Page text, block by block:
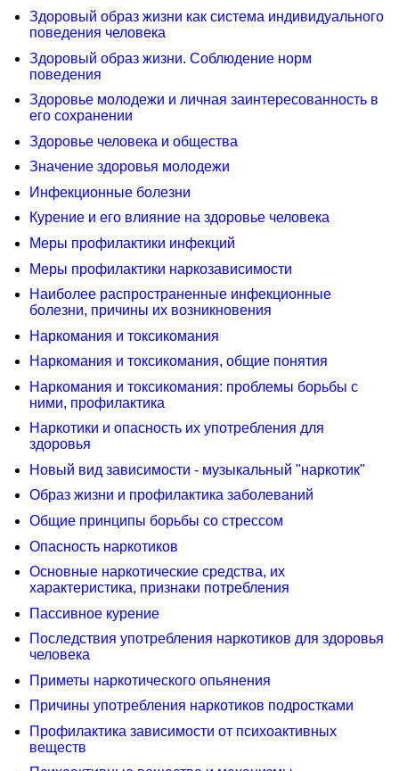
Здоровый образ жизни как система индивидуального
поведения человека
Здоровый образ жизни. Соблюдение норм
поведения
Здоровье молодежи и личная заинтересованность в
его сохранении
Здоровье человека и общества
Значение здоровья молодежи
Инфекционные болезни
Курение и его влияние на здоровье человека
Меры профилактики инфекций
Меры профилактики наркозависимости
Наиболее распространенные инфекционные
болезни, причины их возникновения
Наркомания и токсикомания
Наркомания и токсикомания, общие понятия
Наркомания и токсикомания: проблемы борьбы с
ними, профилактика
Наркотики и опасность их употребления для
здоровья
Новый вид зависимости - музыкальный "наркотик"
Образ жизни и профилактика заболеваний
Общие принципы борьбы со стрессом
Опасность наркотиков
Основные наркотические средства, их
характеристика, признаки потребления
Пассивное курение
Последствия употребления наркотиков для здоровья
человека
Приметы наркотического опьянения
Причины употребления наркотиков подростками
Профилактика зависимости от психоактивных
веществ